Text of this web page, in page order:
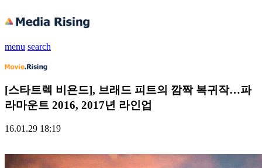
menu search
[스타트렉 비욘드], 브래드 피트의 깜짝 복귀작…파
라마운트 2016, 2017년 라인업
16.01.29 18:19